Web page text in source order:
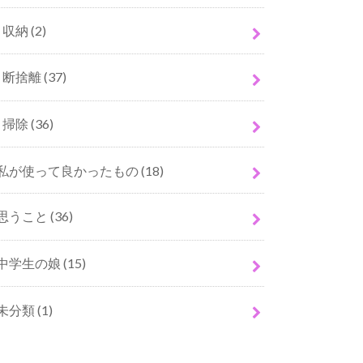
収納 (2)
断捨離(37)
掃除 (36)
が使って良かったもの(18)
うこと (36)
学生の娘 (15)
分類(1)